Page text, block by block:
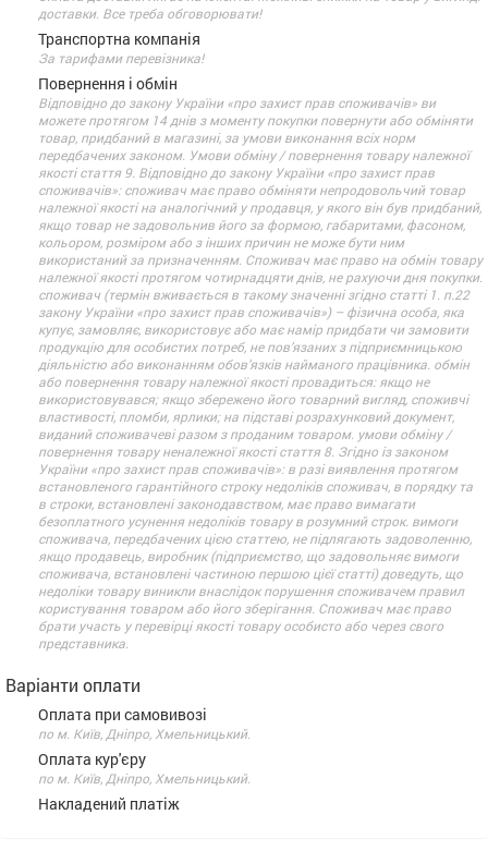
доставки. Все треба обговорювати!
Транспортна компанія
За тарифами перевізника!
Повернення і обмін
Відповідно до закону України «про захист прав споживачів» ви
можете протягом 14 днів з моменту покупки повернути або обміняти
товар, придбаний в магазині, за умови виконання всіх норм
передбачених законом. Умови обміну / повернення товару належної
якості стаття 9. Відповідно до закону України «про захист прав
споживачів»: споживач має право обміняти непродовольчий товар
належної якості на аналогічний у продавця, у якого він був придбаний,
якщо товар не задовольнив його за формою, габаритами, фасоном,
кольором, розміром або з інших причин не може бути ним
використаний за призначенням. Споживач має право на обмін товару
належної якості протягом чотирнадцяти днів, не рахуючи дня покупки.
споживач (термін вживається в такому значенні згідно статті 1. п.22
закону України «про захист прав споживачів») – фізична особа, яка
купує, замовляє, використовує або має намір придбати чи замовити
продукцію для особистих потреб, не пов’язаних з підприємницькою
діяльністю або виконанням обов’язків найманого працівника. обмін
або повернення товару належної якості провадиться: якщо не
використовувався; якщо збережено його товарний вигляд, споживчі
властивості, пломби, ярлики; на підставі розрахунковий документ,
виданий споживачеві разом з проданим товаром. умови обміну /
повернення товару неналежної якості стаття 8. Згідно із законом
України «про захист прав споживачів»: в разі виявлення протягом
встановленого гарантійного строку недоліків споживач, в порядку та
в строки, встановлені законодавством, має право вимагати
безоплатного усунення недоліків товару в розумний строк. вимоги
споживача, передбачених цією статтею, не підлягають задоволенню,
якщо продавець, виробник (підприємство, що задовольняє вимоги
споживача, встановлені частиною першою цієї статті) доведуть, що
недоліки товару виникли внаслідок порушення споживачем правил
користування товаром або його зберігання. Споживач має право
брати участь у перевірці якості товару особисто або через свого
представника.
Варіанти оплати
Оплата при самовивозі
по м. Київ, Дніпро, Хмельницький.
Оплата кур'єру
по м. Київ, Дніпро, Хмельницький.
Накладений платіж